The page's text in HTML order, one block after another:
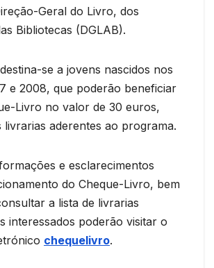
Geral do Livro, dos
Bibliotecas (DGLAB).
se a jovens nascidos nos
e 2008, que poderão beneficiar
Livro no valor de 30 euros,
livrarias aderentes ao programa.
e esclarecimentos
do Cheque-Livro, bem
a lista de livrarias
interessados poderão visitar o
chequelivro.